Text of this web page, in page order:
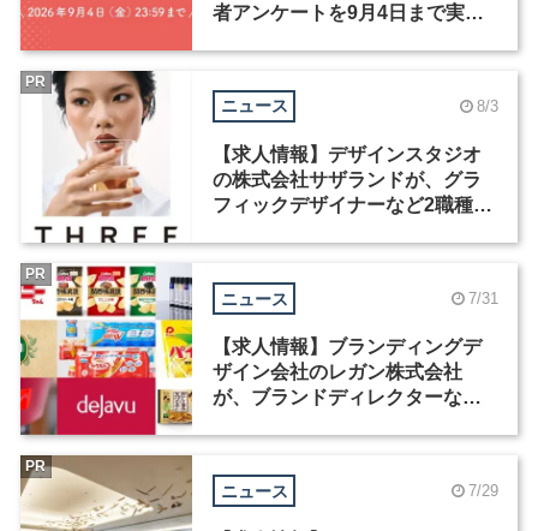
者アンケートを9月4日まで実施
ニュース 8/3
【求人情報】デザインスタジオ
の株式会社サザランドが、グラ
フィックデザイナーなど2職種を
PR
ニュース 7/31
【求人情報】ブランディングデ
ザイン会社のレガン株式会社
が、ブランドディレクターなど3
PR
ニュース 7/29
PR